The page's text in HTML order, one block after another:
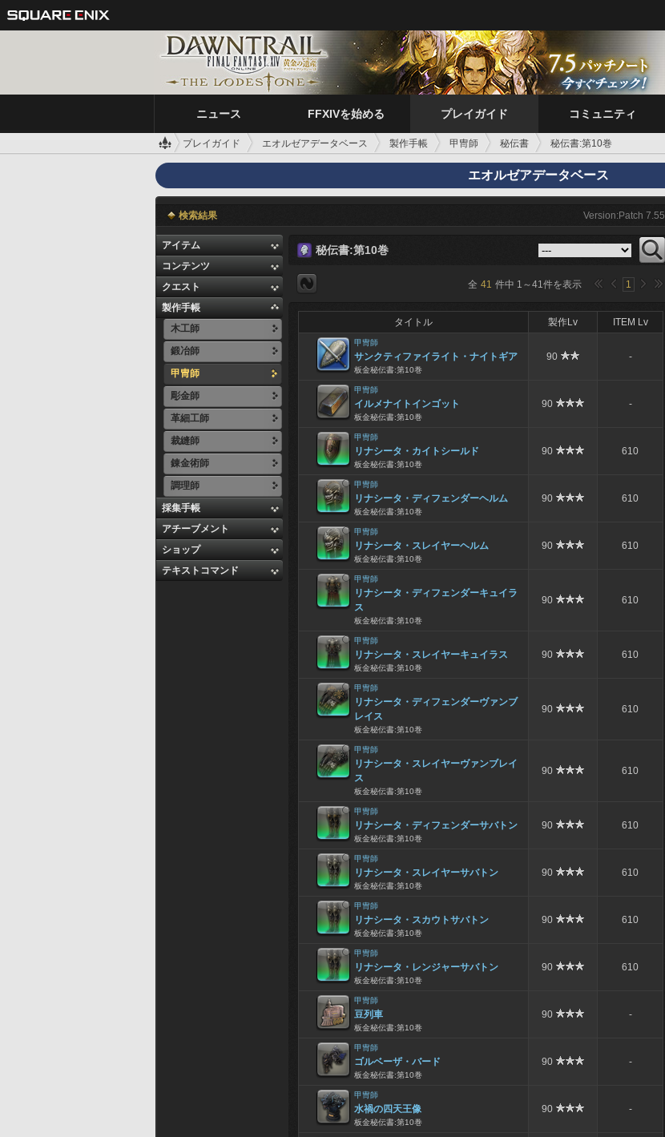
ニュース FFXIVを始める プレイガイド コミュニティ
プレイガイド エオルゼアデータベース 製作手帳 甲冑師 秘伝書 秘伝書:第10巻
エオルゼアデータベース
検索結果 Version:Patch 7.55
アイテム
コンテンツ
クエスト
製作手帳
木工師
鍛冶師
甲冑師
彫金師
革細工師
裁縫師
錬金術師
調理師
採集手帳
アチーブメント
ショップ
テキストコマンド
秘伝書:第10巻
全 41 件中 1 ～41件を表示 1
タイトル 製作Lv ITEM Lv
甲冑師
サンクティファイライト・ナイトギア
板金秘伝書:第10巻
90 -
甲冑師
イルメナイトインゴット
板金秘伝書:第10巻
90 -
甲冑師
リナシータ・カイトシールド
板金秘伝書:第10巻
90 610
甲冑師
リナシータ・ディフェンダーヘルム
板金秘伝書:第10巻
90 610
甲冑師
リナシータ・スレイヤーヘルム
板金秘伝書:第10巻
90 610
甲冑師
リナシータ・ディフェンダーキュイラ
ス
板金秘伝書:第10巻
90 610
甲冑師
リナシータ・スレイヤーキュイラス
板金秘伝書:第10巻
90 610
甲冑師
リナシータ・ディフェンダーヴァンブ
レイス
板金秘伝書:第10巻
90 610
甲冑師
リナシータ・スレイヤーヴァンブレイ
ス
板金秘伝書:第10巻
90 610
甲冑師
リナシータ・ディフェンダーサバトン
板金秘伝書:第10巻
90 610
甲冑師
リナシータ・スレイヤーサバトン
板金秘伝書:第10巻
90 610
甲冑師
リナシータ・スカウトサバトン
板金秘伝書:第10巻
90 610
甲冑師
リナシータ・レンジャーサバトン
板金秘伝書:第10巻
90 610
甲冑師
豆列車
板金秘伝書:第10巻
90 -
甲冑師
ゴルベーザ・バード
板金秘伝書:第10巻
90 -
甲冑師
水禍の四天王像
板金秘伝書:第10巻
90 -